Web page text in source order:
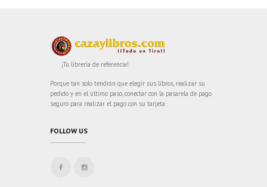
¡Tu librería de referencia!
Porque tan solo tendrán que elegir sus libros, realizar su
pedido y en el último paso, conectar con la pasarela de pago
seguro para realizar el pago con su tarjeta.
FOLLOW US